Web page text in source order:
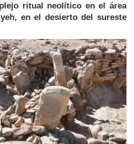
ritual neolítico en el área
en el desierto del sureste